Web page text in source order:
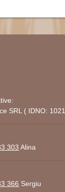
SRL ( IDNO:
303 Alina
366 Sergiu